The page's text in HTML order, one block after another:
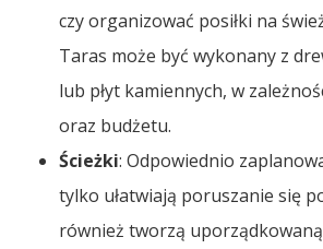
czy organizować posiłki na
Taras może być wykonany z
lub płyt kamiennych, w
oraz budżetu.
Ścieżki: Odpowiednio
tylko ułatwiają poruszanie się
również tworzą